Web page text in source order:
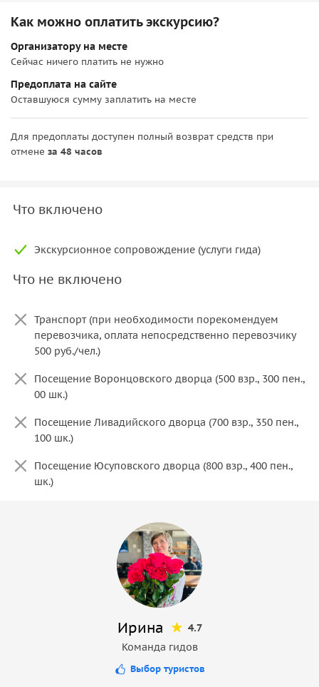
Как можно оплатить экскурсию?
Организатору на месте
Сейчас ничего платить не нужно
Предоплата на сайте
Оставшуюся сумму заплатить на месте
Для предоплаты доступен полный возврат средств при
отмене за 48 часов
Что включено
Экскурсионное сопровождение (услуги гида)
Что не включено
Транспорт (при необходимости порекомендуем
перевозчика, оплата непосредственно перевозчику
500 руб./чел.)
Посещение Воронцовского дворца (500 взр., 300 пен.,
00 шк.)
Посещение Ливадийского дворца (700 взр., 350 пен.,
100 шк.)
Посещение Юсуповского дворца (800 взр., 400 пен.,
шк.)
Ирина
4.7
Команда гидов
Выбор туристов